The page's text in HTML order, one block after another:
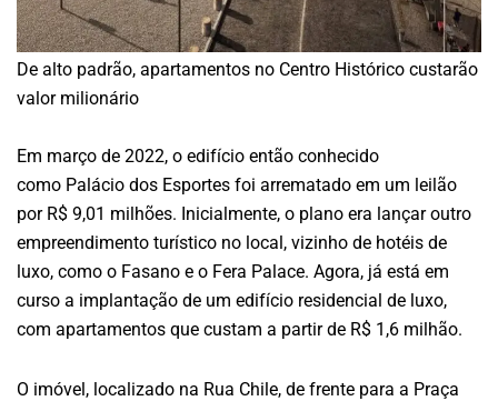
De alto padrão, apartamentos no Centro Histórico custarão
valor milionário
Em março de 2022, o edifício então conhecido
como Palácio dos Esportes foi arrematado em um leilão
por R$ 9,01 milhões. Inicialmente, o plano era lançar outro
empreendimento turístico no local, vizinho de hotéis de
luxo, como o Fasano e o Fera Palace. Agora, já está em
curso a implantação de um edifício residencial de luxo,
com apartamentos que custam a partir de R$ 1,6 milhão.
O imóvel, localizado na Rua Chile, de frente para a Praça